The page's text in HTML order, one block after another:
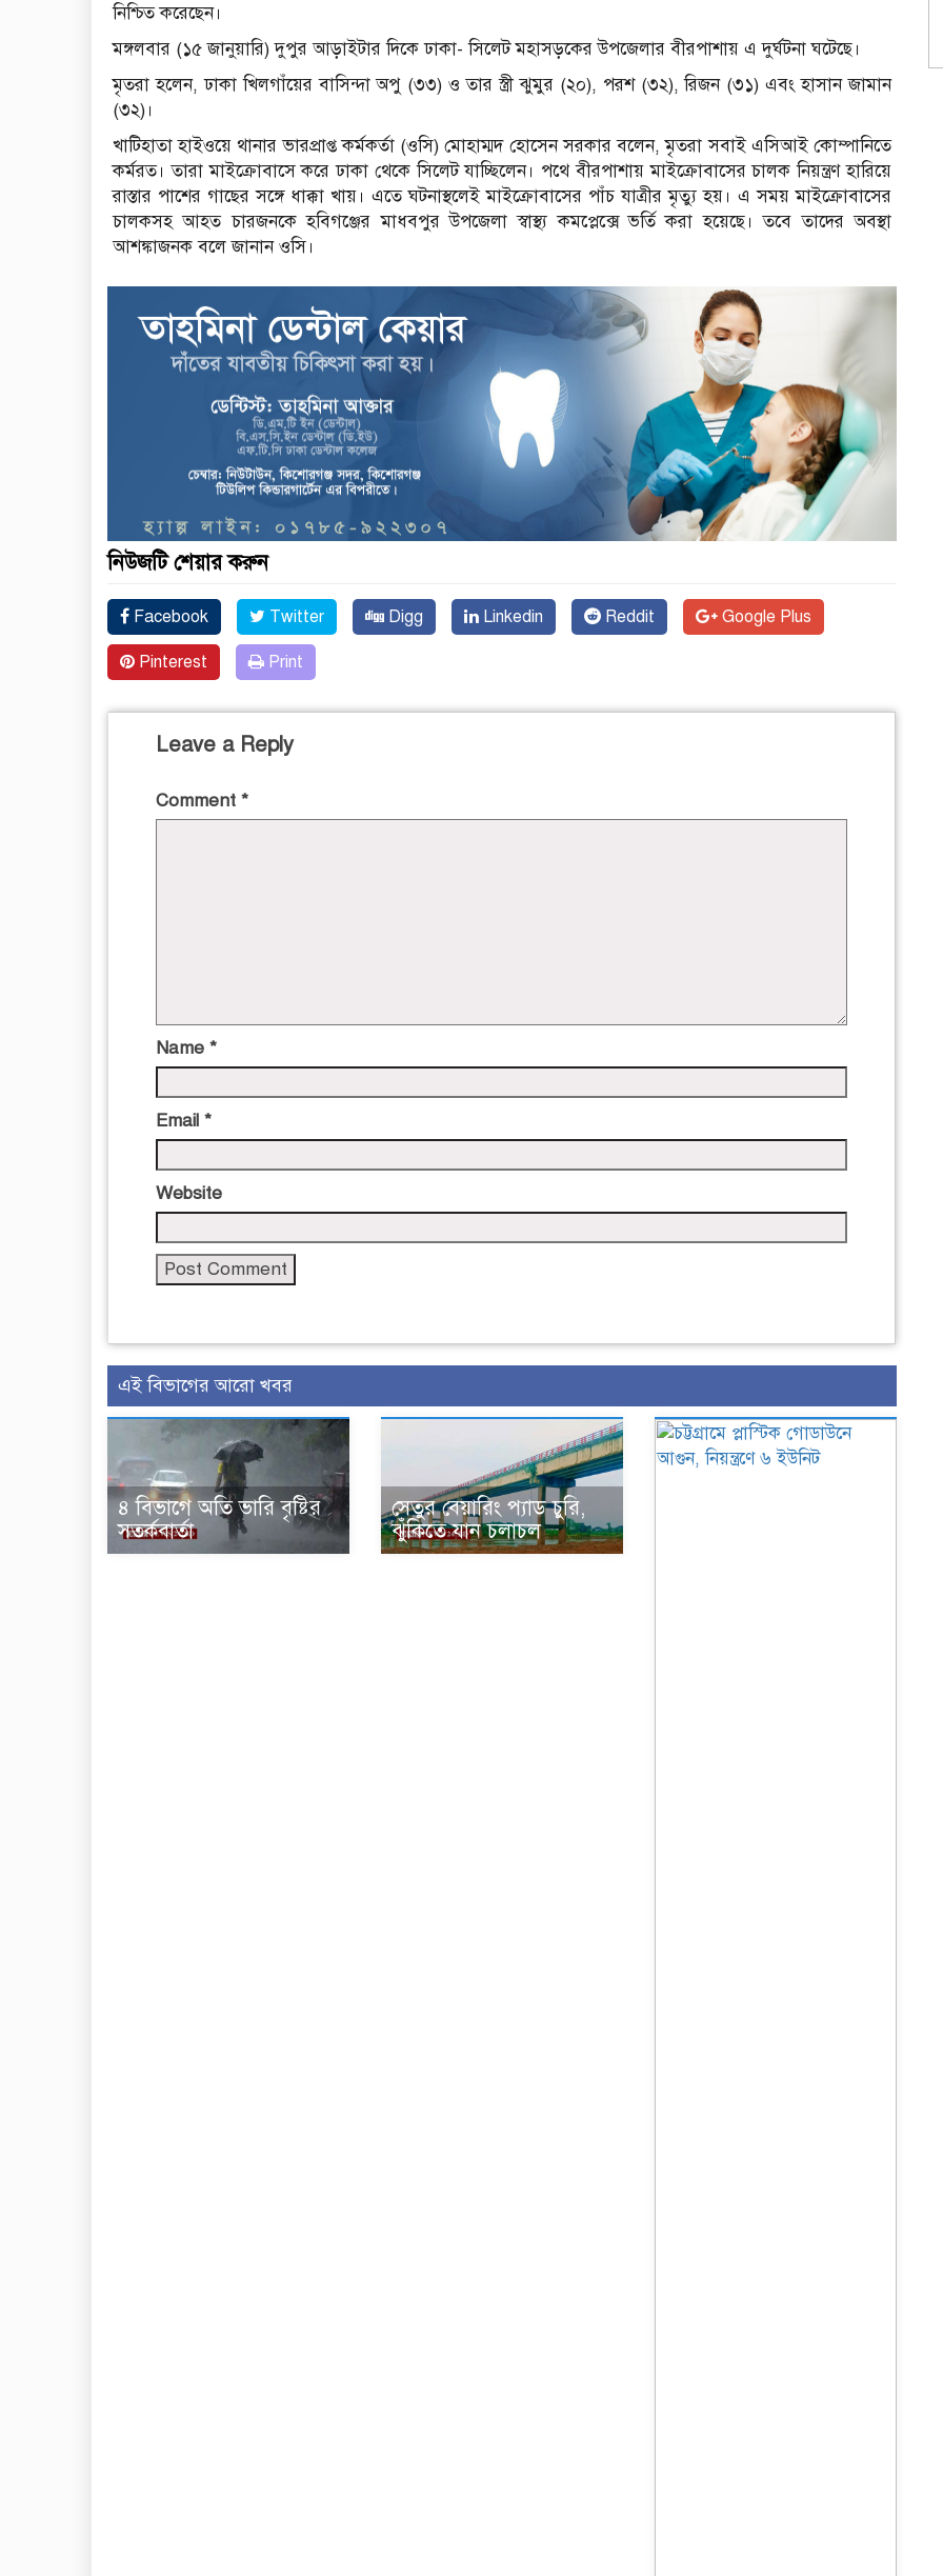
নিশ্চিত করেছেন।
মঙ্গলবার (১৫ জানুয়ারি) দুপুর আড়াইটার দিকে ঢাকা- সিলেট মহাসড়কের উপজেলার বীরপাশায় এ দুর্ঘটনা ঘটেছে।
মৃতরা হলেন, ঢাকা খিলগাঁয়ের বাসিন্দা অপু (৩৩) ও তার স্ত্রী ঝুমুর (২০), পরশ (৩২), রিজন (৩১) এবং হাসান জামান
(৩২)।
খাটিহাতা হাইওয়ে থানার ভারপ্রাপ্ত কর্মকর্তা (ওসি) মোহাম্মদ হোসেন সরকার বলেন, মৃতরা সবাই এসিআই কোম্পানিতে
কর্মরত। তারা মাইক্রোবাসে করে ঢাকা থেকে সিলেট যাচ্ছিলেন। পথে বীরপাশায় মাইক্রোবাসের চালক নিয়ন্ত্রণ হারিয়ে
রাস্তার পাশের গাছের সঙ্গে ধাক্কা খায়। এতে ঘটনাস্থলেই মাইক্রোবাসের পাঁচ যাত্রীর মৃত্যু হয়। এ সময় মাইক্রোবাসের
চালকসহ আহত চারজনকে হবিগঞ্জের মাধবপুর উপজেলা স্বাস্থ্য কমপ্লেক্সে ভর্তি করা হয়েছে। তবে তাদের অবস্থা
আশঙ্কাজনক বলে জানান ওসি।
নিউজটি শেয়ার করুন
Facebook Twitter Digg Linkedin Reddit Google Plus
Pinterest Print
Leave a Reply
Comment *
Name *
Email *
Website
এই বিভাগের আরো খবর
৪ বিভাগে অতি ভারি বৃষ্টির
সতর্কবার্তা
সেতুর বেয়ারিং প্যাড চুরি,
ঝুঁকিতে যান চলাচল